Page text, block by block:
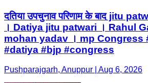
दतिया उपचुनाव परिणाम के बाद jitu
। Datiya jitu patwari । Rahul
mohan yadav । mp Congress
#datiya #bjp #congress
Pushparajgarh, Anuppur | Aug 6, 2026